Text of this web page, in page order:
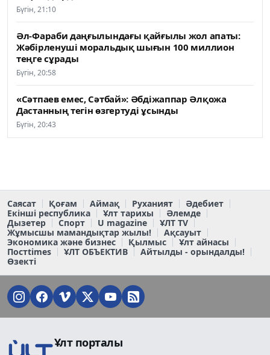
Бүгін, 21:10
Әл-Фараби даңғылындағы қайғылы жол апаты:
Жәбірленуші моральдық шығын 100 миллион
теңге сұрады
Бүгін, 20:58
«Сәтпаев емес, Сәтбай»: Әбдіжаппар Әлқожа
Дастанның тегін өзгертуді ұсынды
Бүгін, 20:43
Саясат Қоғам Аймақ Руханият
Әдебиет
Екінші республика
Ұлт тарихы
Әлемде
Дызетер
Спорт U magazine
ҰЛТ TV
Жұмысшы мамандықтар жылы!
Ақсауыт
Экономика және бизнес
Қылмыс
Ұлт айнасы
Постtimes
ҰЛТ ОБЪЕКТИВ
Айтылды - орындалды!
Өзекті
Ұлт порталы